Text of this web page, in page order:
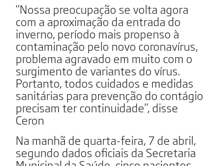
“Nossa preocupação se volta agora
com a aproximação da entrada do
inverno, período mais propenso à
contaminação pelo novo coronavírus,
problema agravado em muito com o
surgimento de variantes do vírus.
Portanto, todos cuidados e medidas
sanitárias para prevenção do contágio
precisam ter continuidade”, disse
Ceron
Na manhã de quarta-feira, 7 de abril,
segundo dados oficiais da Secretaria